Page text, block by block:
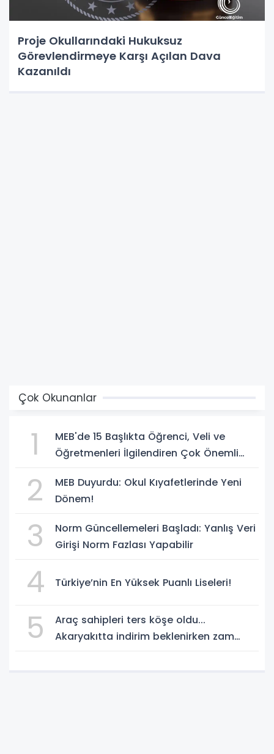
Proje Okullarındaki Hukuksuz
Görevlendirmeye Karşı Açılan Dava
Kazanıldı
Çok Okunanlar
1
MEB'de 15 Başlıkta Öğrenci, Veli ve
Öğretmenleri İlgilendiren Çok Önemli
2
MEB Duyurdu: Okul Kıyafetlerinde Yeni
Dönem!
3
Norm Güncellemeleri Başladı: Yanlış Veri
Girişi Norm Fazlası Yapabilir
4 Türkiye’nin En Yüksek Puanlı Liseleri!
5
Araç sahipleri ters köşe oldu...
Akaryakıtta indirim beklenirken zam